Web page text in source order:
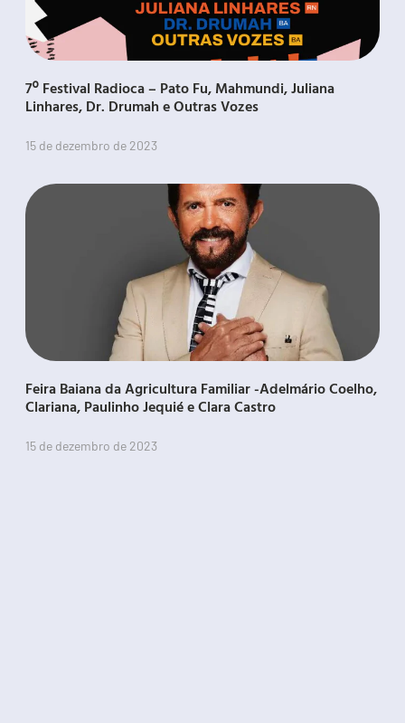
7º Festival Radioca – Pato Fu, Mahmundi, Juliana
Linhares, Dr. Drumah e Outras Vozes
15 de dezembro de 2023
Feira Baiana da Agricultura Familiar -Adelmário Coelho,
Clariana, Paulinho Jequié e Clara Castro
15 de dezembro de 2023